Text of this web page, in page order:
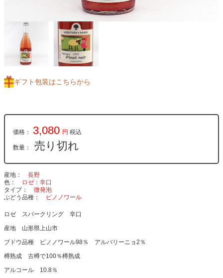
ギフト包装はこちらから
価格： 3,080 円 税込
数量： 売り切れ
産地
長野
色
ロゼ：辛口
タイプ
微発泡
ぶどう品種
ピノノワール
ロゼ スパークリング 辛口
産地 山形県上山市
ブドウ品種 ピノノワール98％ アルバリーニョ2％
樽熟成 古樽で100％樽熟成
アルコール 10.8％